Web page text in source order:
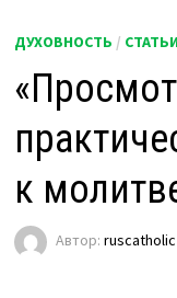
ДУХОВНОСТЬ /
к
Автор:ruscatholic